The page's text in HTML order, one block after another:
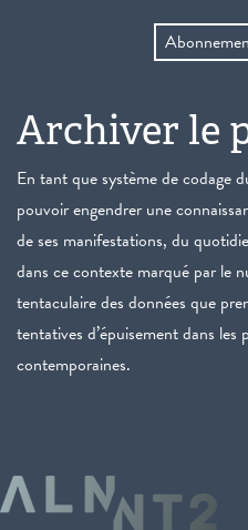
Archiver le
En tant que système de codage
pouvoir engendrer une
de ses manifestations, du
dans ce contexte marqué par le
tentaculaire des données que
tentatives d’épuisement dans
contemporaines.